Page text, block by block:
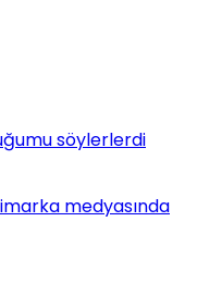
söylerlerdi
medyasında